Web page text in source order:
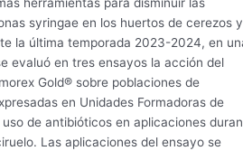
herramientas para disminuir las
syringae en los huertos de cerezos y
la última temporada 2023-2024, en
evaluó en tres ensayos la acción del
Gold® sobre poblaciones de
en Unidades Formadoras de
de antibióticos en aplicaciones
Las aplicaciones del ensayo se